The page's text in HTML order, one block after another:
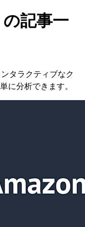
記事一
タラクティブなク
に分析できます。